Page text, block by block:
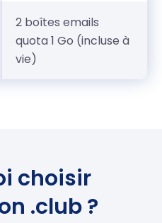
2 boîtes emails
quota 1 Go (incluse à
vie)
choisir
.club ?